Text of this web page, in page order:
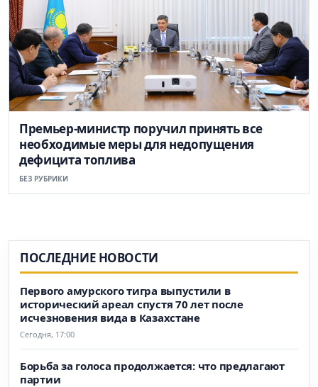
Премьер-министр поручил принять все
необходимые меры для недопущения
дефицита топлива
БЕЗ РУБРИКИ
ПОСЛЕДНИЕ НОВОСТИ
Первого амурского тигра выпустили в
исторический ареал спустя 70 лет после
исчезновения вида в Казахстане
Сегодня, 17:00
Борьба за голоса продолжается: что предлагают
партии